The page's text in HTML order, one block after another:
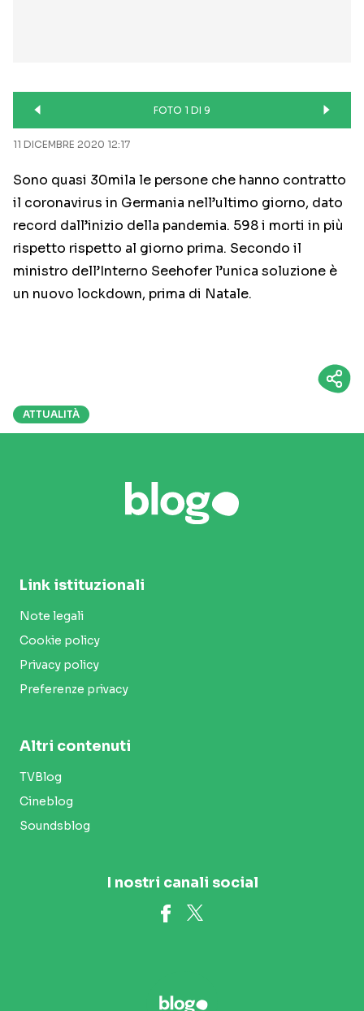
FOTO 1 DI 9
11 DICEMBRE 2020 12:17
Sono quasi 30mila le persone che hanno contratto
il coronavirus in Germania nell’ultimo giorno, dato
record dall’inizio della pandemia. 598 i morti in più
rispetto rispetto al giorno prima. Secondo il
ministro dell’Interno Seehofer l’unica soluzione è
un nuovo lockdown, prima di Natale.
ATTUALITÀ
Link istituzionali
Note legali
Cookie policy
Privacy policy
Preferenze privacy
Altri contenuti
TVBlog
Cineblog
Soundsblog
I nostri canali social